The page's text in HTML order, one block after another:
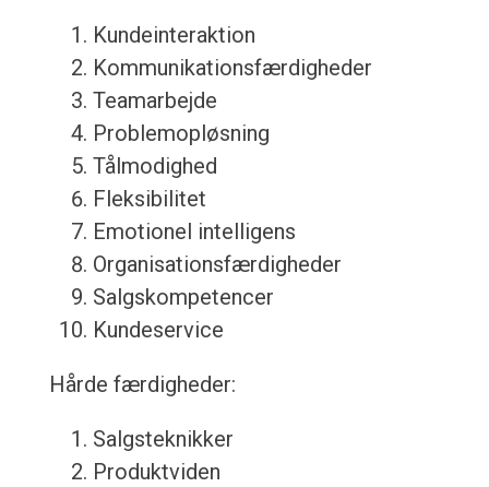
Kundeinteraktion
Kommunikationsfærdigheder
Teamarbejde
Problemopløsning
Tålmodighed
Fleksibilitet
Emotionel intelligens
Organisationsfærdigheder
Salgskompetencer
Kundeservice
Hårde færdigheder:
Salgsteknikker
Produktviden